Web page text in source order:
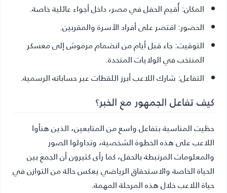
المكان:أُقيم الحفل في مصر، داخل أجواء عائلية خاصة.
الحضور:اقتصر على أفراد الأسرة والمقربين.
التوقيت:جاء قبل أيام من انضمام مرموش إلى معسكر
المنتخب في الولايات المتحدة.
التفاعل:شارك اللاعب أبرز اللقطات عبر حساباته الرسمية.
كيف تفاعل الجمهور مع الخبر؟
حظيت المناسبة بتفاعل واسع من المتابعين، الذين هنأوا
اللاعب على هذه الخطوة الشخصية، وتداولوا الصور
والمعلومات المرتبطة بالحفل، كما رأى كثيرون أن الجمع بين
الحياة الخاصة والاستحقاق الرياضي يعكس حالة من التوازن في
حياة اللاعب خلال هذه المرحلة المهمة.